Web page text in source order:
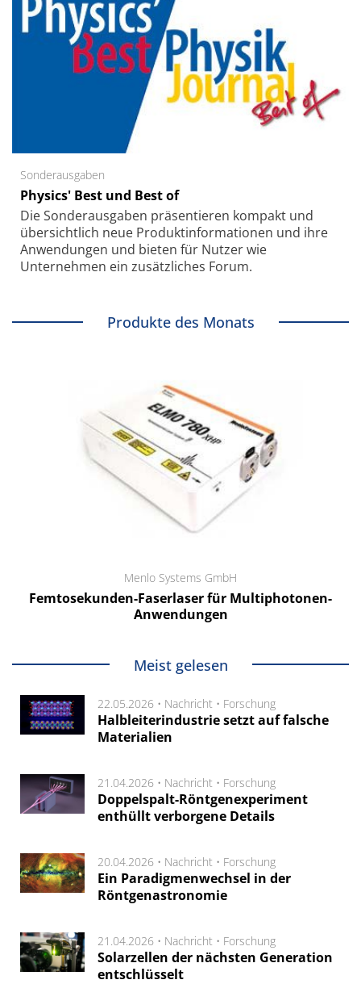
Sonderausgaben
Physics' Best und Best of
Die Sonder­ausgaben präsentieren kompakt und
übersichtlich neue Produkt­informationen und ihre
Anwendungen und bieten für Nutzer wie
Unternehmen ein zusätzliches Forum.
Produkte des Monats
Menlo Systems GmbH
Femtosekunden-Faserlaser für Multiphotonen-
Anwendungen
Meist gelesen
22.05.2026 • Nachricht • Forschung
Halbleiterindustrie setzt auf falsche
Materialien
21.04.2026 • Nachricht • Forschung
Doppelspalt-Röntgenexperiment
enthüllt verborgene Details
20.04.2026 • Nachricht • Forschung
Ein Paradigmenwechsel in der
Röntgenastronomie
21.04.2026 • Nachricht • Forschung
Solarzellen der nächsten Generation
entschlüsselt